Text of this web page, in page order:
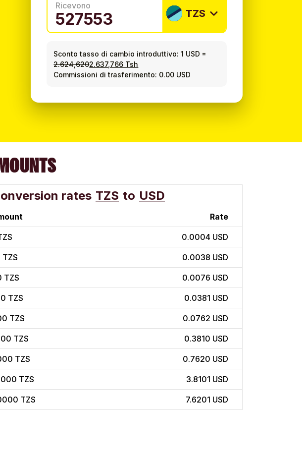
Ricevono
TZS
Sconto tasso di cambio introduttivo: 1 USD =
2.624,6202.637,766 Tsh
Commissioni di trasferimento: 0.00 USD
rates TZS to USD
Rate
0.0004 USD
TZS 0.0038 USD
TZS 0.0076 USD
TZS 0.0381 USD
TZS 0.0762 USD
TZS 0.3810 USD
TZS 0.7620 USD
TZS 3.8101 USD
TZS 7.6201 USD